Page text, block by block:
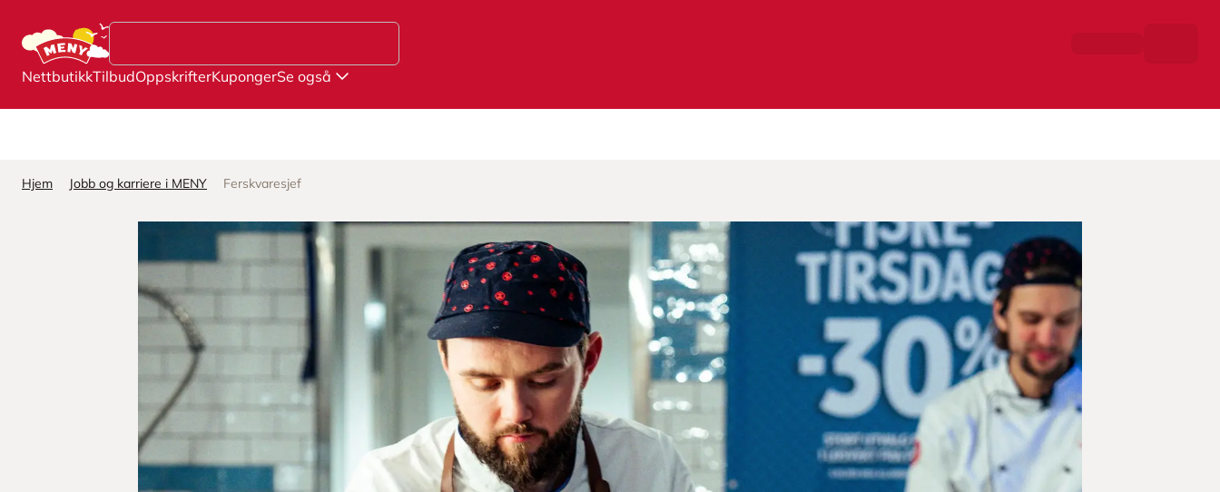
NettbutikkTilbudOppskrifterKupongerSe også
Hjem Jobb og karriere i MENY Ferskvaresjef